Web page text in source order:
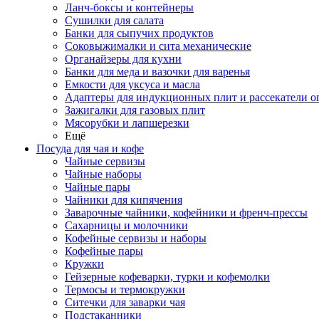
Ланч-боксы и контейнеры
Сушилки для салата
Банки для сыпучих продуктов
Соковыжималки и сита механические
Органайзеры для кухни
Банки для меда и вазочки для варенья
Емкости для уксуса и масла
Адаптеры для индукционных плит и рассекатели
Зажигалки для газовых плит
Мясорубки и лапшерезки
Ещё
Посуда для чая и кофе
Чайные сервизы
Чайные наборы
Чайные пары
Чайники для кипячения
Заварочные чайники, кофейники и френч-прессы
Сахарницы и молочники
Кофейные сервизы и наборы
Кофейные пары
Кружки
Гейзерные кофеварки, турки и кофемолки
Термосы и термокружки
Ситечки для заварки чая
Подстаканники